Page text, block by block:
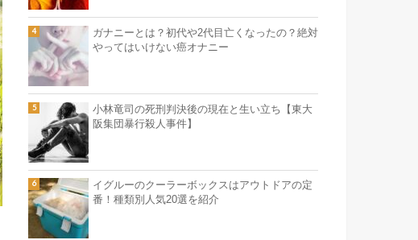
ガナニーとは？初代や2代目亡くなったの？絶対
やってはいけない癌オナニー
小林竜司の死刑判決後の現在と生い立ち【東大
阪集団暴行殺人事件】
イグルーのクーラーボックスはアウトドアの定
番！種類別人気20選を紹介